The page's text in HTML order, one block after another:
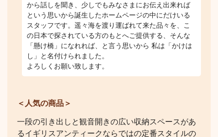
から話しを聞き、少しでもみなさまにお伝え出来れば
という思いから誕生したホームページの中にだけいる
スタッフです。遥々海を渡り運ばれて来た品々を、こ
の日本で探されている方のもとへご提供する、そんな
「懸け橋」になれれば、と言う思いから 私は「かけは
し」と名付けられました。
よろしくお願い致します。
＜人気の商品＞
一段の引き出しと観音開きの広い収納スペースがあ
るイギリスアンティークならではの定番スタイルの